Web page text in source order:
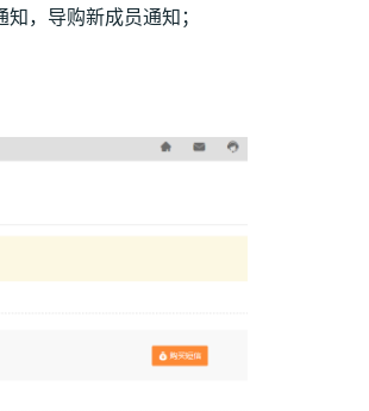
，导购新成员通知；